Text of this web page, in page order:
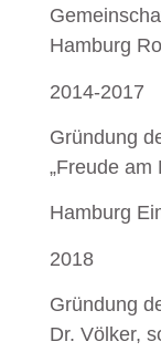
Hamburg
2014-2017
Gründung
„Freude am
Hamburg
2018
Gründung
Dr. Völker,